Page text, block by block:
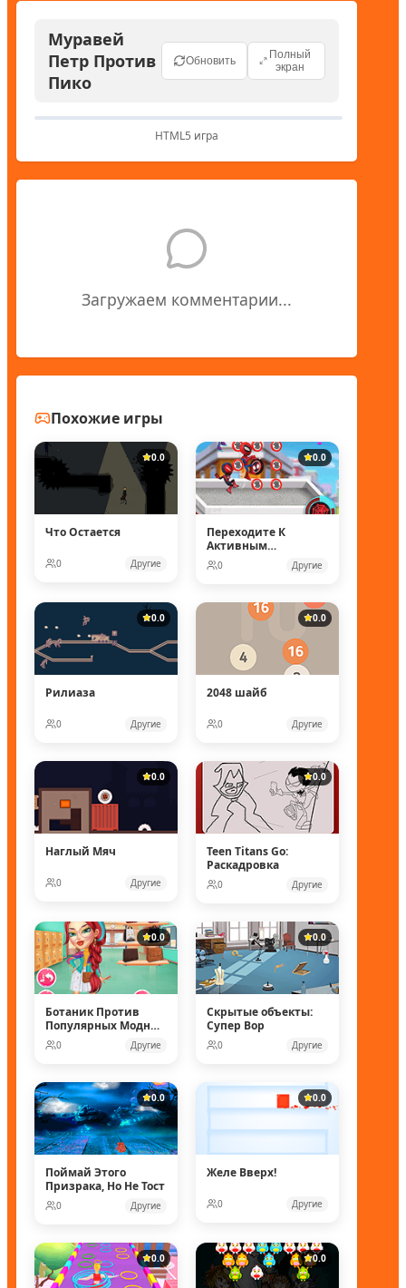
Муравей
Петр Против
Пико
Обновить
Полный
экран
HTML5 игра
Загружаем комментарии...
Похожие игры
0.0
Что Остается
0 Другие
0.0
Переходите К
Активным
Действиям
0 Другие
0.0
Рилиаза
0 Другие
0.0
2048 шайб
0 Другие
0.0
Наглый Мяч
0 Другие
0.0
Teen Titans Go:
Раскадровка
0 Другие
0.0
Ботаник Против
Популярных Модных
Кукол
0 Другие
0.0
Скрытые объекты:
Супер Вор
0 Другие
0.0
Поймай Этого
Призрака, Но Не Тост
0 Другие
0.0
Желе Вверх!
0 Другие
0.0 0.0